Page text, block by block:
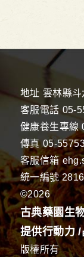
地址 雲林縣
客服電話 05-
健康養生專線
傳真 05-
客服信箱
統一編號
©2026
古典藥園生
提供行動力
版權所有